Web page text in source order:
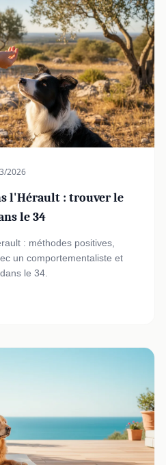
2026
l'Hérault : trouver le
le 34
: méthodes positives,
un comportementaliste et
le 34.